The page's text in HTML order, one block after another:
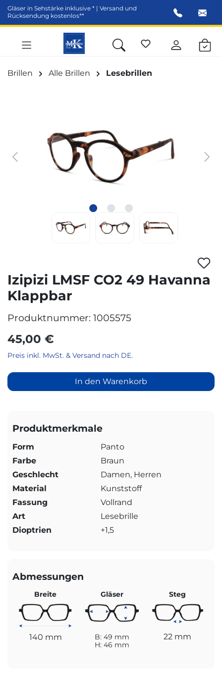
springen
Gläser in Sehstärke inklusive * | Versand und
Rücksendung kostenlos**
Brillen Alle Brillen Lesebrillen
Izipizi LMSF CO2 49 Havanna
Klappbar
Produktnummer: 1005575
45,00 €
Preis inkl. MwSt. & Versand nach DE.
In den Warenkorb
Produktmerkmale
Form
Panto
Farbe
Braun
Geschlecht
Damen, Herren
Material
Kunststoff
Fassung
Vollrand
Art
Lesebrille
Dioptrien
+1,5
Abmessungen
Breite
140 mm
Gläser
B: 49 mm
H: 46 mm
Steg
22 mm